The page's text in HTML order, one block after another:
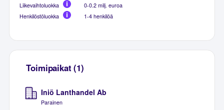
Liikevaihtoluokka
0-0.2 milj. euroa
Henkilöstöluokka
1-4 henkilöä
Toimipaikat (1)
Iniö Lanthandel Ab
Parainen